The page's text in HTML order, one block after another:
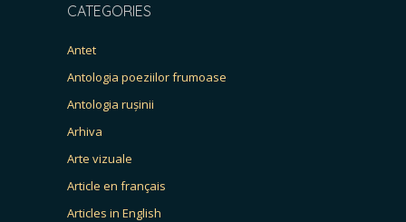
CATEGORIES
Antet
Antologia poeziilor frumoase
Antologia rușinii
Arhiva
Arte vizuale
Article en français
Articles in English